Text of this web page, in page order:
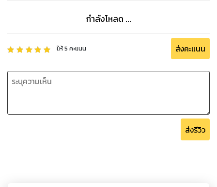
กำลังโหลด ...
ให้5 คะแนน ส่งคะแนน
ส่งรีวิว